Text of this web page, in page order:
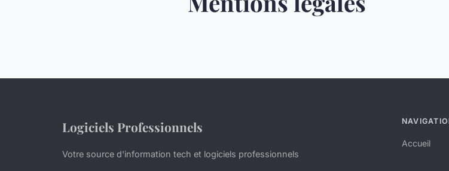
Logiciels Professionnels
Votre source d'information tech et logiciels professionnels
Accueil